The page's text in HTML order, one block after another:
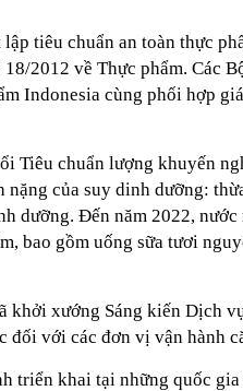
tiêu chuẩn an toàn thực
2012 về Thực phẩm. Các
Indonesia cùng phối hợp
Tiêu chuẩn lượng khuyến
nặng của suy dinh dưỡng:
dưỡng. Đến năm 2022,
bao gồm uống sữa tươi
khởi xướng Sáng kiến Dịch
đối với các đơn vị vận hành
triển khai tại những quốc